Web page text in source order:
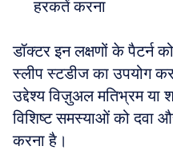
हरकतें करना
डॉक्टर इन लक्षणों के पैटर्न
स्लीप स्टडीज का उपयोग
उद्देश्य विज़ुअल मतिभ्रम या
विशिष्ट समस्याओं को दवा
करना है।